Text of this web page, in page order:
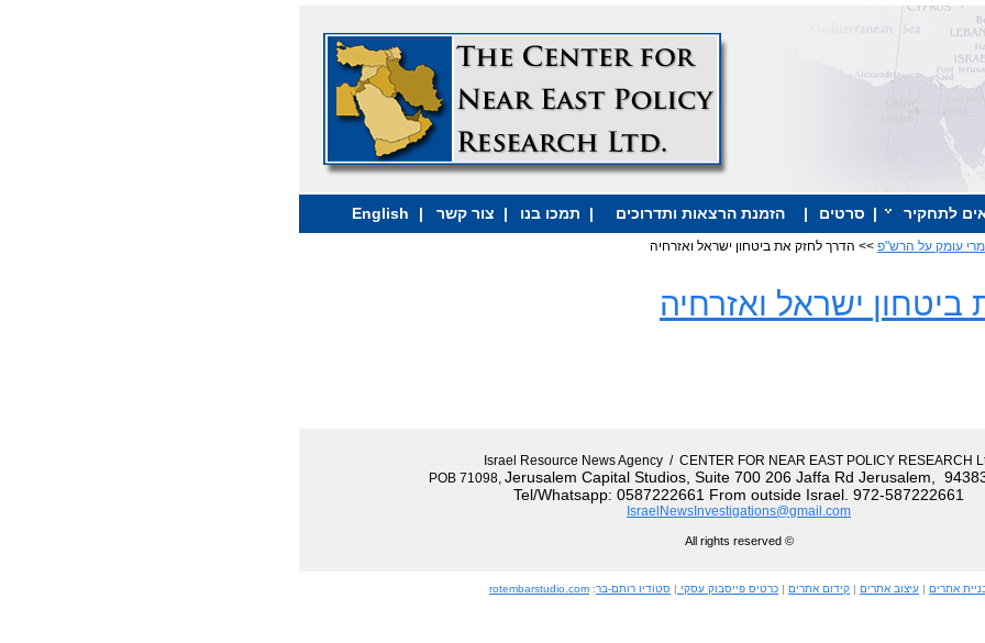
לתחקיר | סרטים | הזמנת הרצאות ותדרוכים | תמכו בנו | צור קשר |
English
עומק על הרש"פ >> הדרך לחזק את ביטחון ישראל ואזרחיה
ישראל ואזרחיה
Israel Resource News Agency / CENTER FOR NEAR EAST POLICY RESEARCH
POB 71098, Jerusalem Capital Studios, Suite 700 206 Jaffa Rd Jerusalem,
Tel/Whatsapp: 0587222661 From outside Israel. 972-587222661
IsraelNewsInvestigations@gmail.com
© All rights reserved
אתרים | עיצוב אתרים | קידום אתרים | כרטיס פייסבוק עסקי | סטודיו רותם-בר:
rotembarstudio.com